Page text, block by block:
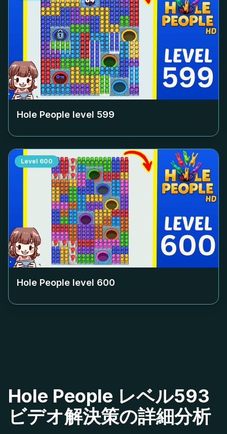
Hole People level 599
Level 600
Hole People level 600
Hole People レベル593
ビデオ解決策の詳細分析